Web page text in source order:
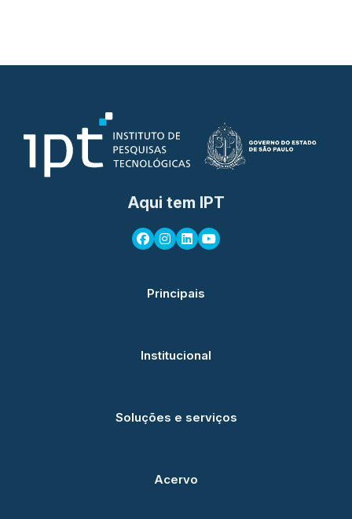
Aqui tem IPT
Principais
Institucional
Soluções e serviços
Acervo